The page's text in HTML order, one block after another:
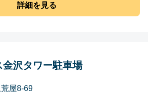
詳細を見る
金沢タワー駐車場
屋8-69